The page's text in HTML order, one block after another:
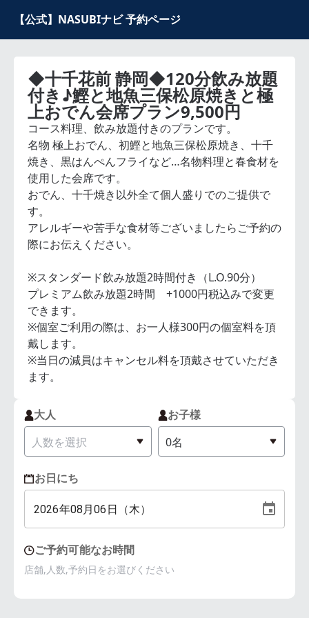
【公式】NASUBIナビ 予約ページ
◆十千花前 静岡◆120分飲み放題
付き♪鰹と地魚三保松原焼きと極
上おでん会席プラン9,500円
コース料理、飲み放題付きのプランです。
名物 極上おでん、初鰹と地魚三保松原焼き、十千
焼き、黒はんぺんフライなど…名物料理と春食材を
使用した会席です。
おでん、十千焼き以外全て個人盛りでのご提供で
す。
アレルギーや苦手な食材等ございましたらご予約の
際にお伝えください。
※スタンダード飲み放題2時間付き（L.O.90分）
プレミアム飲み放題2時間 +1000円税込みで変更
できます。
※個室ご利用の際は、お一人様300円の個室料を頂
戴します。
※当日の減員はキャンセル料を頂戴させていただき
ます。
大人 お子様
お日にち
2026年08 月06 日（木）
ご予約可能なお時間
店舗,人数,予約日をお選びください